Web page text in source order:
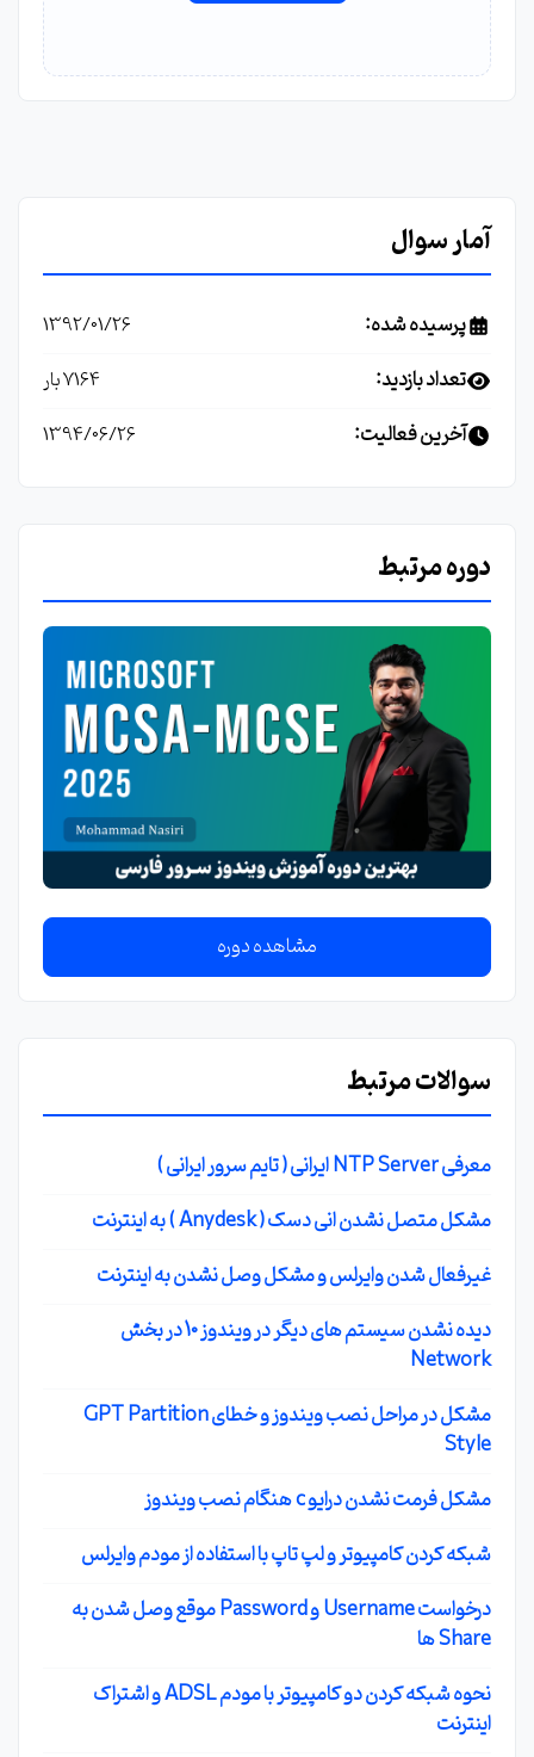
آمار سوال
پرسیده شده: 1392/01/26
تعداد بازدید: 7164 بار
آخرین فعالیت: 1394/06/26
دوره مرتبط
مشاهده دوره
سوالات مرتبط
معرفی NTP Server ایرانی ( تایم سرور ایرانی )
مشکل متصل نشدن انی دسک ( Anydesk ) به اینترنت
غیرفعال شدن وایرلس و مشکل وصل نشدن به اینترنت
دیده نشدن سیستم های دیگر در ویندوز 10 در بخش
Network
مشکل در مراحل نصب ویندوز و خطای GPT Partition
Style
مشکل فرمت نشدن درایو c هنگام نصب ویندوز
شبکه کردن کامپیوتر و لپ تاپ با استفاده از مودم وایرلس
درخواست Username و Password موقع وصل شدن به
Share ها
نحوه شبکه کردن دو کامپیوتر با مودم ADSL و اشتراک
اینترنت